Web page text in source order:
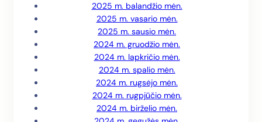
2025 m. balandžio mėn.
2025 m. vasario mėn.
2025 m. sausio mėn.
2024 m. gruodžio mėn.
2024 m. lapkričio mėn.
2024 m. spalio mėn.
2024 m. rugsėjo mėn.
2024 m. rugpjūčio mėn.
2024 m. birželio mėn.